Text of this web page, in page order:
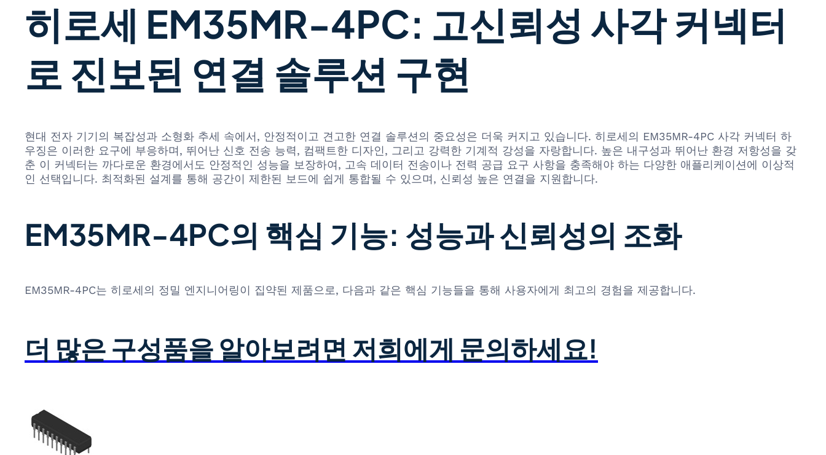
히로세 EM35MR-4PC: 고신뢰성 사각 커넥터
로 진보된 연결 솔루션 구현
현대 전자 기기의 복잡성과 소형화 추세 속에서, 안정적이고 견고한 연결 솔루션의 중요성은 더욱 커지고 있습니다. 히로세의 EM35MR-4PC 사각 커넥터 하
우징은 이러한 요구에 부응하며, 뛰어난 신호 전송 능력, 컴팩트한 디자인, 그리고 강력한 기계적 강성을 자랑합니다. 높은 내구성과 뛰어난 환경 저항성을 갖
춘 이 커넥터는 까다로운 환경에서도 안정적인 성능을 보장하여, 고속 데이터 전송이나 전력 공급 요구 사항을 충족해야 하는 다양한 애플리케이션에 이상적
인 선택입니다. 최적화된 설계를 통해 공간이 제한된 보드에 쉽게 통합될 수 있으며, 신뢰성 높은 연결을 지원합니다.
EM35MR-4PC의 핵심 기능: 성능과 신뢰성의 조화
EM35MR-4PC는 히로세의 정밀 엔지니어링이 집약된 제품으로, 다음과 같은 핵심 기능들을 통해 사용자에게 최고의 경험을 제공합니다.
더 많은 구성품을 알아보려면 저희에게 문의하세요!